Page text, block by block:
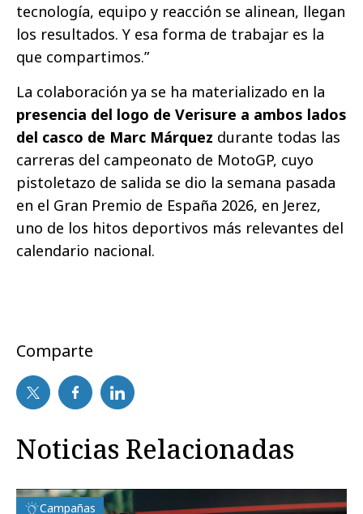
tecnología, equipo y reacción se alinean, llegan
los resultados. Y esa forma de trabajar es la
que compartimos.”
La colaboración ya se ha materializado en la
presencia del logo de Verisure a ambos lados
del casco de Marc Márquez durante todas las
carreras del campeonato de MotoGP, cuyo
pistoletazo de salida se dio la semana pasada
en el Gran Premio de España 2026, en Jerez,
uno de los hitos deportivos más relevantes del
calendario nacional.
Comparte
Noticias Relacionadas
Campañas